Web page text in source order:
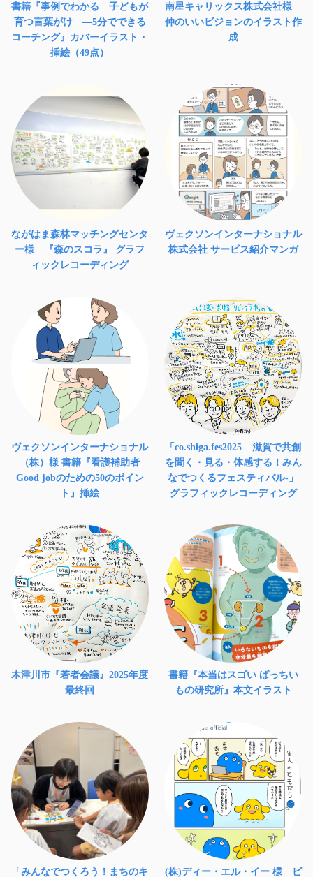
書籍『事例でわかる 子どもが
育つ言葉がけ ―5分でできる
コーチング』カバーイラスト・
挿絵（49点）
南星キャリックス株式会社様
仲のいいビジョンのイラスト作
成
ながはま森林マッチングセンタ
ー様 『森のスコラ』 グラフ
ィックレコーディング
ヴェクソンインターナショナル
株式会社 サービス紹介マンガ
ヴェクソンインターナショナル
（株）様 書籍『看護補助者
Good jobのための50のポイン
ト』挿絵
「co.shiga.fes2025 – 滋賀で共創
を聞く・見る・体感する！みん
なでつくるフェスティバル-」
グラフィックレコーディング
木津川市『若者会議』2025年度
最終回
書籍『本当はスゴい ばっちい
もの研究所』本文イラスト
「みんなでつくろう！まちのキ
(株)ディー・エル・イー 様 ビ